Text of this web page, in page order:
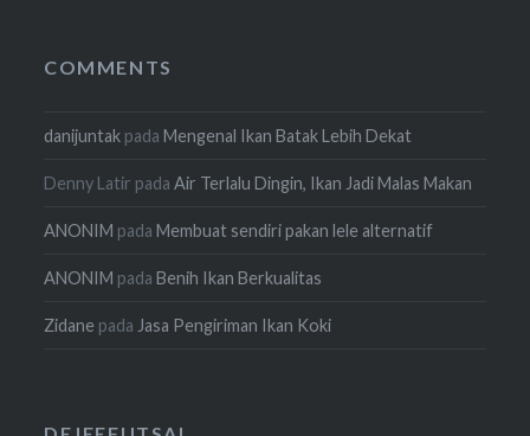
COMMENTS
danijuntak padaMengenal Ikan Batak Lebih Dekat
Denny Latir padaAir Terlalu Dingin, Ikan Jadi Malas Makan
ANONIM padaMembuat sendiri pakan lele alternatif
ANONIM padaBenih Ikan Berkualitas
Zidane pada Jasa Pengiriman Ikan Koki